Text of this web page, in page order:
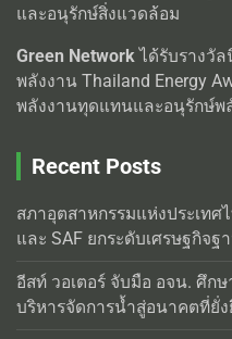
และอนุรักษ์สิ่งแวดล้อม
Green Networkได้รับรางวัล
พลังงาน Thailand Energy
พลังงานทุดแทนและอนุรักษ์พ
Recent Posts
สภาอุตสาหกรรมแห่งประเท
และ SAF ยกระดับเศรษฐกิจฐ
อีสท์ วอเตอร์ จับมือ อจน. ศึกษ
บริหารจัดการน้ำสู่อนาคตที่ยั่